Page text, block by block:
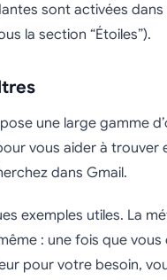
sont activées dans
la section “Étoiles”).
une large gamme
vous aider à trouver
dans Gmail.
exemples utiles. La
: une fois que vous
pour votre besoin,